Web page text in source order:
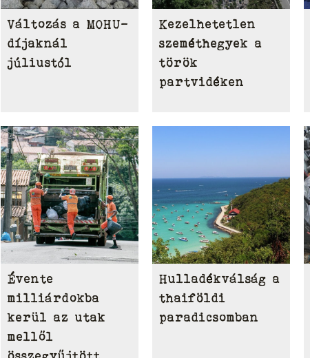
Változás a MOHU-
díjaknál
júliustól
Kezelhetetlen
szeméthegyek a
török
partvidéken
Évente
milliárdokba
kerül az utak
mellől
Hulladékválság a
thaiföldi
paradicsomban